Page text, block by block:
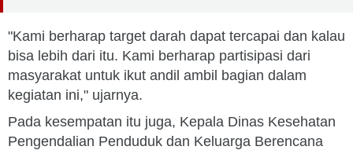
"Kami berharap target darah dapat tercapai dan kalau
bisa lebih dari itu. Kami berharap partisipasi dari
masyarakat untuk ikut andil ambil bagian dalam
kegiatan ini," ujarnya.
Pada kesempatan itu juga, Kepala Dinas Kesehatan
Pengendalian Penduduk dan Keluarga Berencana